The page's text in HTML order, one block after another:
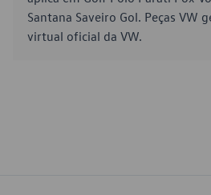
Santana Saveiro Gol. Peças VW
virtual oficial da VW.